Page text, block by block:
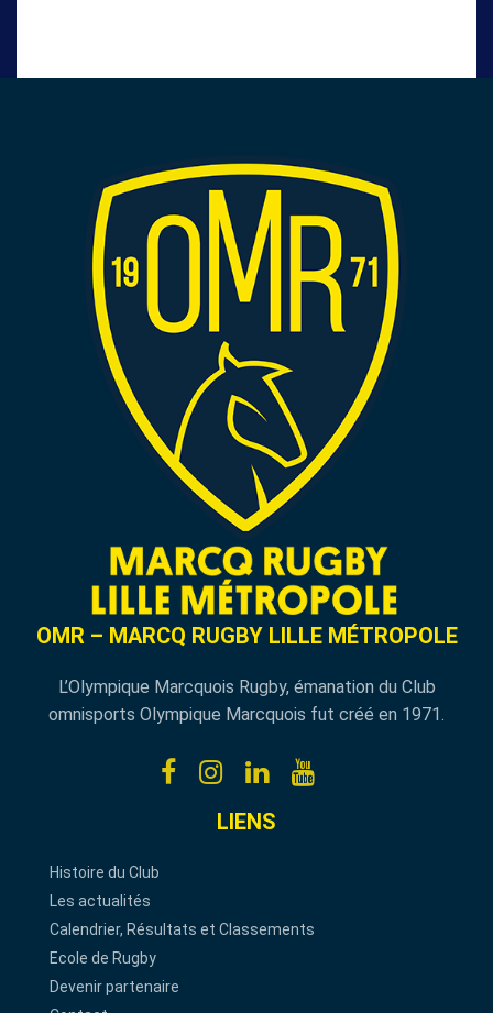
OMR – MARCQ RUGBY LILLE MÉTROPOLE
L’Olympique Marcquois Rugby, émanation du Club
omnisports Olympique Marcquois fut créé en 1971.
LIENS
Histoire du Club
Les actualités
Calendrier, Résultats et Classements
Ecole de Rugby
Devenir partenaire